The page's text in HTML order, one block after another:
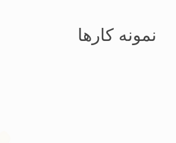
نمونه کارها